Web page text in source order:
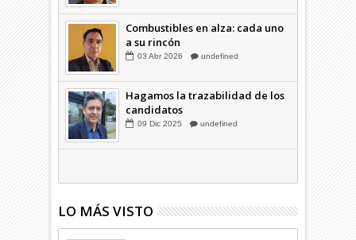
Combustibles en alza: cada uno
Hagamos la trazabilidad de los
LO MÁS VISTO